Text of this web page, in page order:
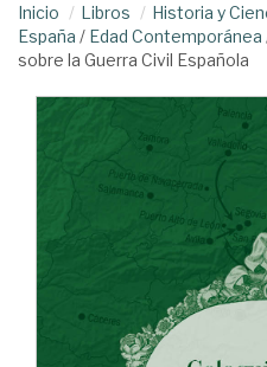
Inicio Libros Historia y
España / Edad Contemporánea
sobre la Guerra Civil Española